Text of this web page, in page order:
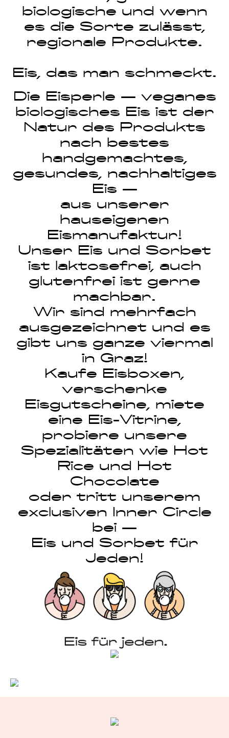
biologische und wenn
es die Sorte zulässt,
regionale Produkte.
Eis, das man schmeckt.
Die Eisperle — veganes
biologisches Eis ist der
Natur des Produkts
nach bestes
handgemachtes,
gesundes, nachhaltiges
Eis —
aus unserer
hauseigenen
Eismanufaktur!
Unser Eis und Sorbet
ist laktosefrei, auch
glutenfrei ist gerne
machbar.
Wir sind mehrfach
ausgezeichnet und es
gibt uns ganze viermal
in Graz!
Kaufe Eisboxen,
verschenke
Eisgutscheine, miete
eine Eis-Vitrine,
probiere unsere
Spezialitäten wie Hot
Rice und Hot
Chocolate
oder tritt unserem
exclusiven Inner Circle
bei —
Eis und Sorbet für
Jeden!